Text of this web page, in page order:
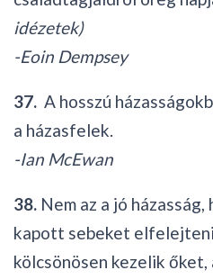
idézetek)
-Eoin Dempsey
37. A hosszú
a házasfelek.
-Ian McEwan
38. Nem az a jó
kapott sebeket elfelejteni
kölcsönösen kezelik őket,